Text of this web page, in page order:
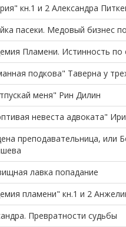
кн.1 и 2 Александра
пасеки. Медовый бизнес
Пламени. Истинность
подкова" Таверна у
меня" Рин Дилин
невеста адвоката"
преподавательница, или
лавка попадание
пламени" кн.1 и 2
Превратности судьбы